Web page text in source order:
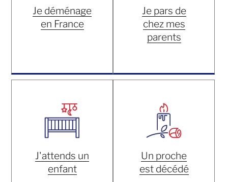
Je déménage
en France
Je pars de
chez mes
parents
J'attends un
enfant
Un proche
est décédé